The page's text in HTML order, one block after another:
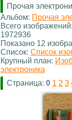
Прочая
Альбом: Прочая
Всего
1972936
Показано 12
Список: Список
Крупный план:
электроника
Страница: 0 1 2 3